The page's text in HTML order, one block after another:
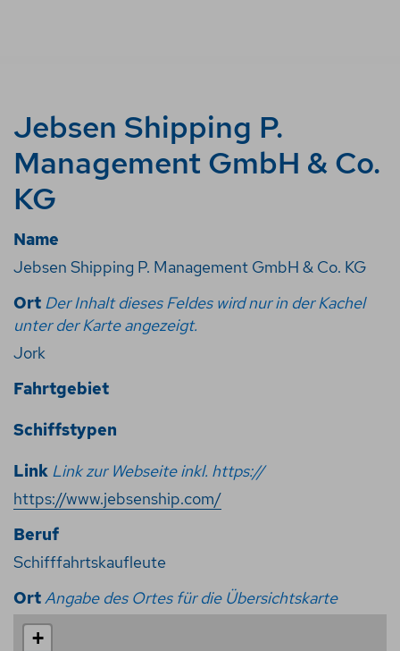
Jebsen Shipping P.
Management GmbH & Co.
KG
Name
Jebsen Shipping P. Management GmbH & Co. KG
Ort Der Inhalt dieses Feldes wird nur in der Kachel
unter der Karte angezeigt.
Jork
Fahrtgebiet
Schiffstypen
Link Link zur Webseite inkl. https://
https://www.jebsenship.com/
Beruf
Schifffahrtskaufleute
Ort Angabe des Ortes für die Übersichtskarte
+